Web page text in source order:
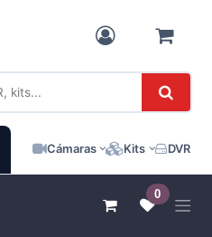
Cámaras Kits DVR /
0